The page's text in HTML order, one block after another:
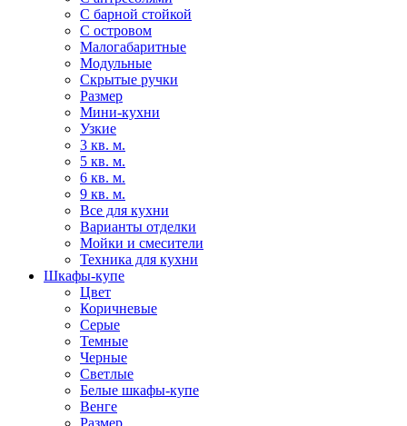
С барной стойкой
С островом
Малогабаритные
Модульные
Скрытые ручки
Размер
Мини-кухни
Узкие
3 кв. м.
5 кв. м.
6 кв. м.
9 кв. м.
Все для кухни
Варианты отделки
Мойки и смесители
Техника для кухни
Шкафы-купе
Цвет
Коричневые
Серые
Темные
Черные
Светлые
Белые шкафы-купе
Венге
Размер